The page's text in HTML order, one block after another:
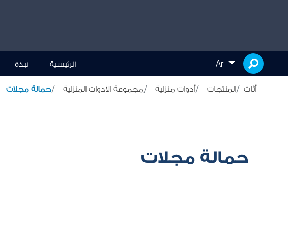
الرئيسية نبذة Ar
أثاث المنتجات أدوات منزلية مجموعة الأدوات المنزلية حمالة مجلات
حمالة مجلات